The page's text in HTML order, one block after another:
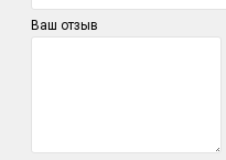
Ваш отзыв